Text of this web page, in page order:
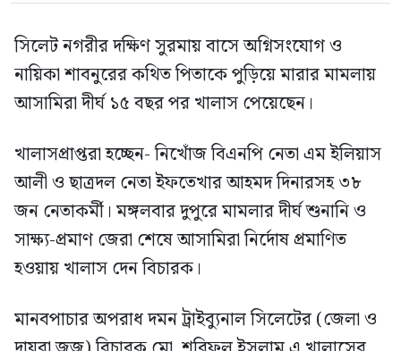
সিলেট নগরীর দক্ষিণ সুরমায় বাসে অগ্নিসংযোগ ও
নায়িকা শাবনুরের কথিত পিতাকে পুড়িয়ে মারার মামলায়
আসামিরা দীর্ঘ ১৫ বছর পর খালাস পেয়েছেন।
খালাসপ্রাপ্তরা হচ্ছেন- নিখোঁজ বিএনপি নেতা এম ইলিয়াস
আলী ও ছাত্রদল নেতা ইফতেখার আহমদ দিনারসহ ৩৮
জন নেতাকর্মী। মঙ্গলবার দুপুরে মামলার দীর্ঘ শুনানি ও
সাক্ষ্য-প্রমাণ জেরা শেষে আসামিরা নির্দোষ প্রমাণিত
হওয়ায় খালাস দেন বিচারক।
মানবপাচার অপরাধ দমন ট্রাইব্যুনাল সিলেটের (জেলা ও